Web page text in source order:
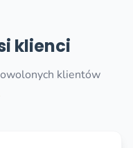
klienci
klientów